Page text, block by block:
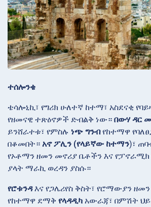
ተሰሎንቄ
ቴሳሎኒኪ፣ የግሪክ ሁለተኛ ከተማ፣ አስደናቂ
የዘመናዊ ተጽዕኖዎች ድብልቅ ነው። በውሃ ዳር
ይንሸራተቱ፣ የምስሉ ነጭ ግንብየከተማዋ
በቆመበት። አኖ ፖሊን (የላይኛው ከተማን)፣
የኦቶማን ዘመን መኖሪያ ቤቶችን እና
ያላት ማራኪ ወረዳን ያስሱ።
የሮቱንዳእና የጋሌሪየስ ቅስት፣ የሮማውያን
የከተማዋ ደማቅ የላዳዲካ አውራጃ፣ በምሽት